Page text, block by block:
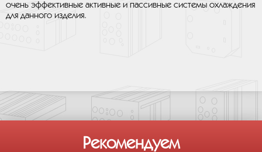
очень эффективные активные и пассивные системы охлаждения
для данного изделия.
Рекомендуем